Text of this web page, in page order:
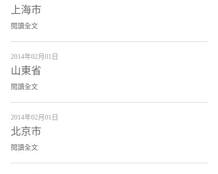
上海市
閱讀全文
2014年02月01日
山東省
閱讀全文
2014年02月01日
北京市
閱讀全文